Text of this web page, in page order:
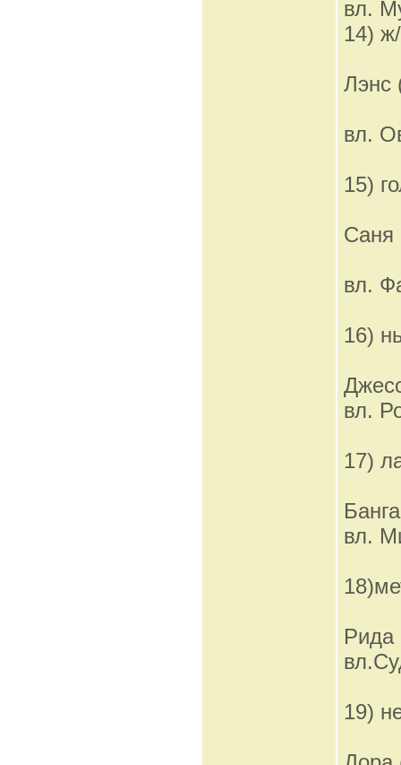
вл.
14)
Лэнс
вл.
15)
Саня
вл.
16)
вл.
17)
Банга
вл.
Рида
19)